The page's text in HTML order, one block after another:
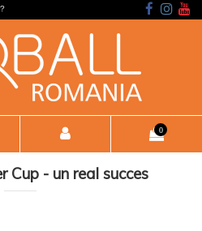
0
Cup - un real succes